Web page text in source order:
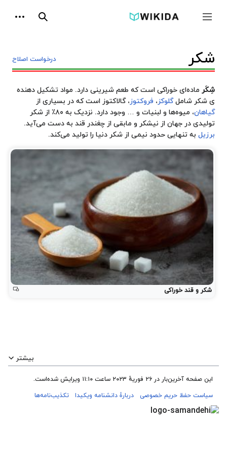
جمع و باز کردن نوار کناری جستجو
درخواست اصلاح شکر
شِکَر ماده‌ای خوراکی است که طعم شیرینی دارد. مواد تشکیل دهنده
ی شکر شاملگلوکز، فروکتوز،گالاکتوز است که در بسیاری از
گیاهان، میوه‌
ها و لبنیات و … وجود دارد. نزدیک به ۸۰٪ از شکر
تولیدی در جهان از نیشکر و مابقی از چغندر قند به‌ دست می‌آید.
برزیل به‌ تنهایی حدود نیمی از شکر دنیا را تولید می‌کند.
شکر و قند خوراکی
بیشتر
این صفحه آخرین‌بار در ‏۲۶ فوریهٔ ۲۰۲۳ ساعت ‏۱۱:۱۰ ویرایش شده‌است.
سیاست حفظ حریم خصوصی
دربارهٔ دانشنامه ویکیدا تکذیب‌نامه‌ها